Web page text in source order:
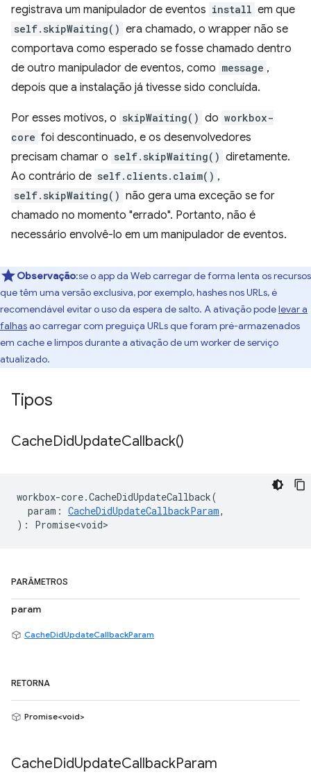
registrava um manipulador de eventos install em que
self.skipWaiting() era chamado, o wrapper não se
comportava como esperado se fosse chamado dentro
de outro manipulador de eventos, como message ,
depois que a instalação já tivesse sido concluída.
Por esses motivos, o skipWaiting() do workbox-
core foi descontinuado, e os desenvolvedores
precisam chamar o self.skipWaiting() diretamente.
Ao contrário de self.clients.claim() ,
self.skipWaiting() não gera uma exceção se for
chamado no momento "errado". Portanto, não é
necessário envolvê-lo em um manipulador de eventos.
Observação:se o app da Web carregar de forma lenta os recursos
que têm uma versão exclusiva, por exemplo, hashes nos URLs, é
recomendável evitar o uso da espera de salto. A ativação podelevar a
falhasao carregar com preguiça URLs que foram pré-armazenados
em cache e limpos durante a ativação de um worker de serviço
atualizado.
Tipos
CacheDidUpdateCallback()
workbox-core.CacheDidUpdateCallback(
param : CacheDidUpdateCallbackParam,
) : Promise<void>
PARÂMETROS
param
CacheDidUpdateCallbackParam
RETORNA
Promise<void>
CacheDidUpdateCallbackParam